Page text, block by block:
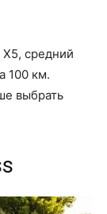
средний
100 км.
выбрать